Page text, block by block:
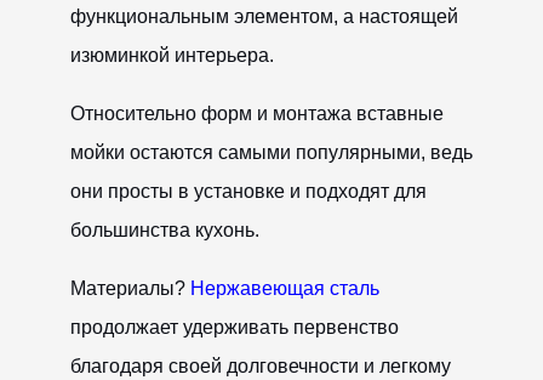
функциональным элементом, а настоящей
изюминкой интерьера.
Относительно форм и монтажа вставные
мойки остаются самыми популярными, ведь
они просты в установке и подходят для
большинства кухонь.
Материалы? Нержавеющая сталь
продолжает удерживать первенство
благодаря своей долговечности и легкому